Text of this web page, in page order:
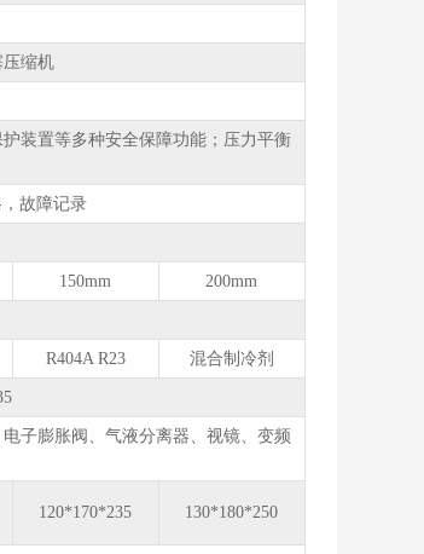
压缩机
装置等多种安全保障功能；压力平衡
故障记录
150mm 200mm
R404A R23 混合制冷剂
子膨胀阀、气液分离器、视镜、变频
120*170*235 130*180*250